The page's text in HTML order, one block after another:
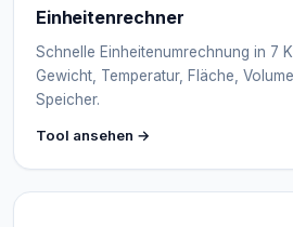
Einheitenrechner
Schnelle Einheitenumrechnung in 7
Gewicht, Temperatur, Fläche,
Speicher.
Tool ansehen →